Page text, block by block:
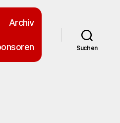
Archiv
Suchen